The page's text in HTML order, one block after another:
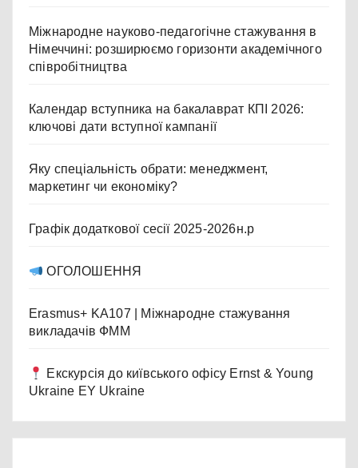
Міжнародне науково-педагогічне стажування в
Німеччині: розширюємо горизонти академічного
співробітництва
Календар вступника на бакалаврат КПІ 2026:
ключові дати вступної кампанії
Яку спеціальність обрати: менеджмент,
маркетинг чи економіку?
Графік додаткової сесії 2025-2026н.р
ОГОЛОШЕННЯ
Erasmus+ KA107 | Міжнародне стажування
викладачів ФММ
Екскурсія до київського офісу Ernst & Young
Ukraine EY Ukraine